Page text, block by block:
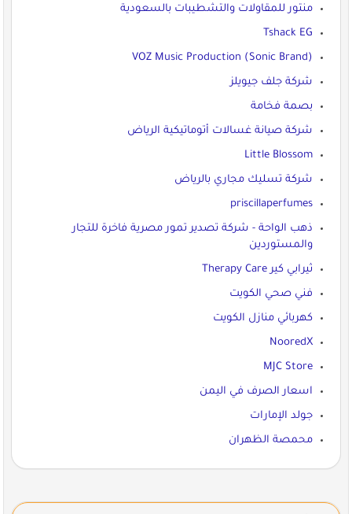
منتور للمقاولات والتشطيبات بالسعودية
Tshack EG
VOZ Music Production (Sonic Brand)
شركة جلف جيويلز
بصمة فخامة
شركة صيانة غسالات أتوماتيكية الرياض
Little Blossom
شركة تسليك مجاري بالرياض
priscillaperfumes
ذهب الواحة - شركة تصدير تمور مصرية فاخرة للتجار
والمستوردين
ثيرابي كير Therapy Care
فني صحي الكويت
كهربائي منازل الكويت
NooredX
MJC Store
اسعار الصرف في اليمن
جولد الإمارات
محمصة الظهران